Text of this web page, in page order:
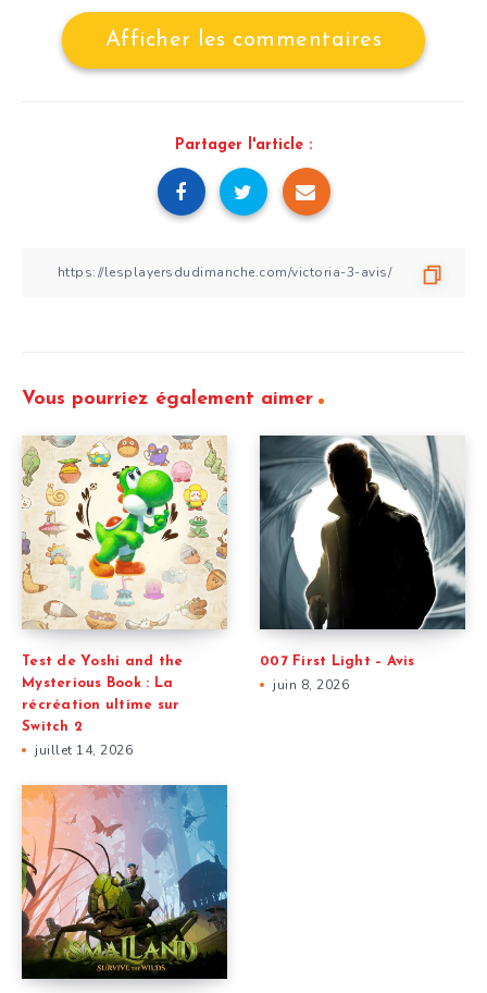
Afficher les commentaires
Partager l'article :
Vous pourriez également aimer
Test de Yoshi and the
Mysterious Book : La
récréation ultime sur
Switch 2
juillet 14, 2026
007 First Light – Avis
juin 8, 2026